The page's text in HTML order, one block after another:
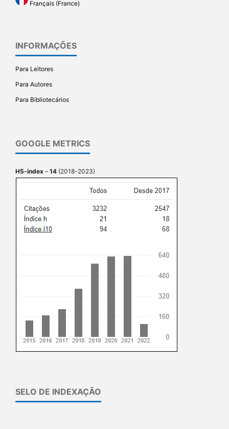
Français (France)
INFORMAÇÕES
Para Leitores
Para Autores
Para Bibliotecários
GOOGLE METRICS
H5-index – 14 (2018-2023)
SELO DE INDEXAÇÃO